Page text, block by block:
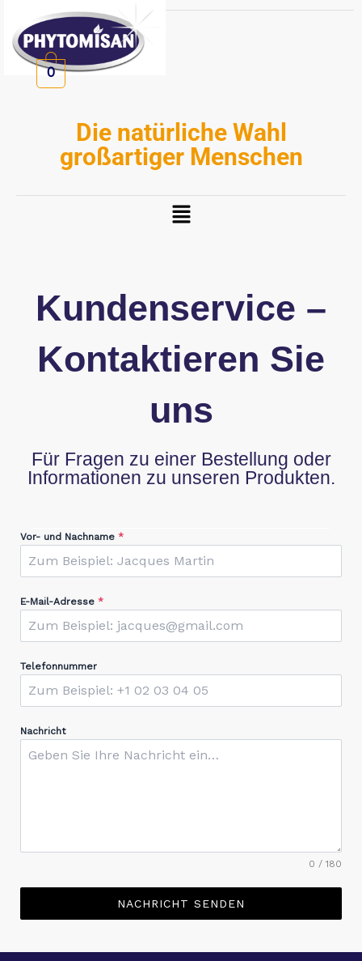
Inhalt
springen
0
Die natürliche Wahl
großartiger Menschen
Menü
Kundenservice –
Kontaktieren Sie
uns
Für Fragen zu einer Bestellung oder
Informationen zu unseren Produkten.
Vor- und Nachname *
E-Mail-Adresse *
Telefonnummer
Nachricht
0 / 180
NACHRICHT SENDEN